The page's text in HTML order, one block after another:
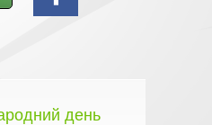
день